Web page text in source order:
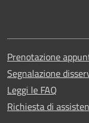
Prenotazione
Segnalazione
Leggi le FAQ
Richiesta di